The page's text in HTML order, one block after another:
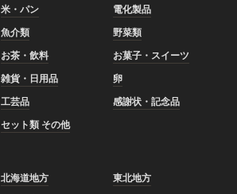
米・パン
電化製品
魚介類
野菜類
お茶・飲料
お菓子・スイーツ
雑貨・日用品
卵
工芸品
感謝状・記念品
セット類 その他
北海道地方
東北地方